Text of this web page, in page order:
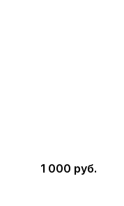
1 000 руб.